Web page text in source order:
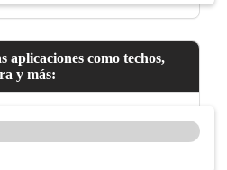
aplicaciones como techos,
y más: